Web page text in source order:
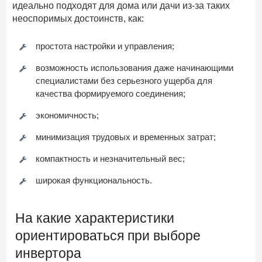
идеально подходят для дома или дачи из-за таких
неоспоримых достоинств, как:
простота настройки и управления;
возможность использования даже начинающими
специалистами без серьезного ущерба для
качества формируемого соединения;
экономичность;
минимизация трудовых и временных затрат;
компактность и незначительный вес;
широкая функциональность.
На какие характеристики
ориентироваться при выборе
инвертора